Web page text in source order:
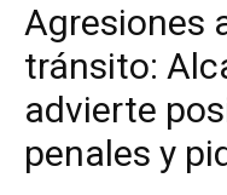
Agresiones
tránsito:
advierte
penales y